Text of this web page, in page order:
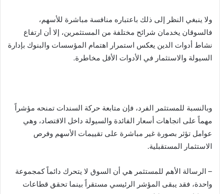
ولا ينبغي النظر إلى ذلك باعتباره منافسة مباشرة للأسهم،
فالسوقان يخدمان شرائح مختلفة من المستثمرين، إلا أن ارتفاع
نشاط أدوات الدين يعكس استمرار اهتمام المؤسسات والبنوك بإدارة
السيولة والاستثمار في الأدوات الأقل مخاطرة.
وبالنسبة للمستثمر الفرد، فإن متابعة حركة السندات تمنحه مؤشراً
مهماً على اتجاهات أسعار الفائدة والسيولة داخل الاقتصاد، وهي
عوامل تؤثر بصورة غير مباشرة على تقييمات الأسهم وفرص
الاستثمار المستقبلية.
– الرسالة الأهم للمستثمر هي أن السوق لا يتحرك دائماً كمجموعة
واحدة، فقد يبقى المؤشر الرئيسي مستقراً بينما تحقق قطاعات